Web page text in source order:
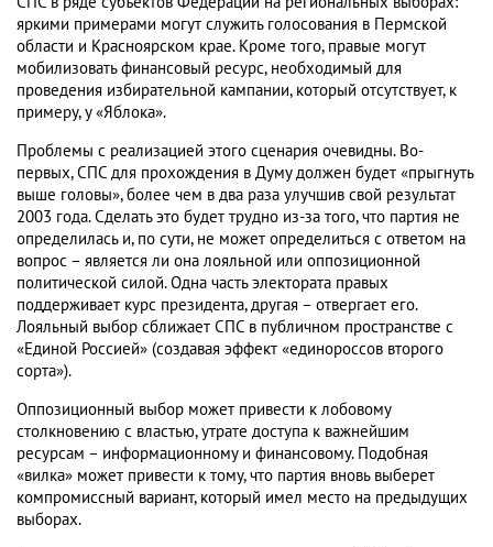
яркими примерами могут служить голосования в Пермской
области и Красноярском крае. Кроме того, правые могут
мобилизовать финансовый ресурс, необходимый для
проведения избирательной кампании, который отсутствует, к
примеру, у «Яблока».
Проблемы с реализацией этого сценария очевидны. Во-
первых, СПС для прохождения в Думу должен будет «прыгнуть
выше головы», более чем в два раза улучшив свой результат
2003 года. Сделать это будет трудно из-за того, что партия не
определилась и, по сути, не может определиться с ответом на
вопрос – является ли она лояльной или оппозиционной
политической силой. Одна часть электората правых
поддерживает курс президента, другая – отвергает его.
Лояльный выбор сближает СПС в публичном пространстве с
«Единой Россией» (создавая эффект «единороссов второго
сорта»).
Оппозиционный выбор может привести к лобовому
столкновению с властью, утрате доступа к важнейшим
ресурсам – информационному и финансовому. Подобная
«вилка» может привести к тому, что партия вновь выберет
компромиссный вариант, который имел место на предыдущих
выборах.